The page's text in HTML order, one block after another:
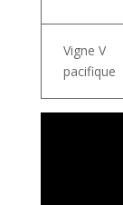
Vigne V
pacifique